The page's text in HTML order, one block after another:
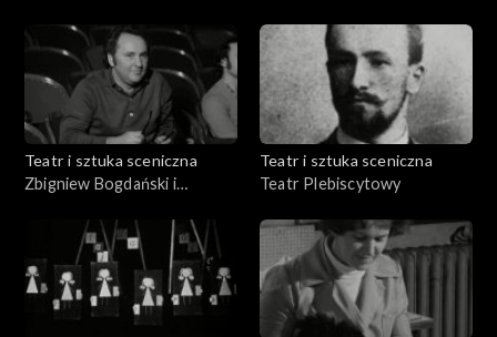
Teatr i sztuka sceniczna
Zbigniew Bogdański i
Teatr i sztuka sceniczna
Teatr Plebiscytowy